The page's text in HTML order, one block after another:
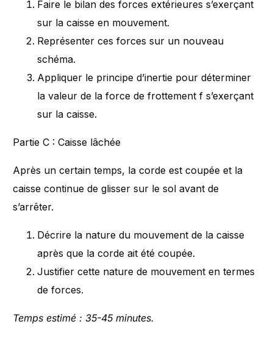
Faire le bilan des forces extérieures s’exerçant
sur la caisse en mouvement.
Représenter ces forces sur un nouveau
schéma.
Appliquer le principe d’inertie pour déterminer
la valeur de la force de frottement f​ s’exerçant
sur la caisse.
Partie C : Caisse lâchée
Après un certain temps, la corde est coupée et la
caisse continue de glisser sur le sol avant de
s’arrêter.
Décrire la nature du mouvement de la caisse
après que la corde ait été coupée.
Justifier cette nature de mouvement en termes
de forces.
Temps estimé : 35-45 minutes.